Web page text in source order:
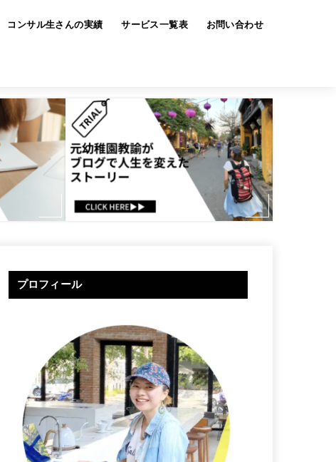
コンサル生さんの実績 サービス一覧表 お問い合わせ
プロフィール